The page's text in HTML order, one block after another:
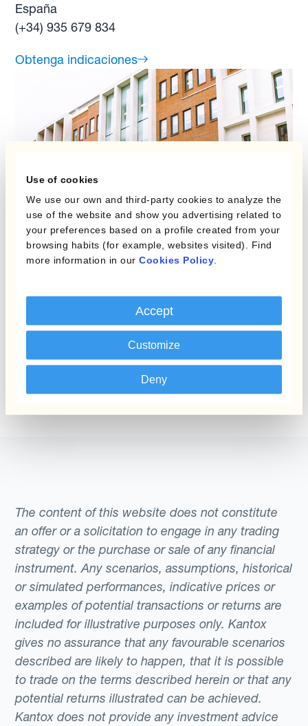
Use of cookies
We use our own and third-party cookies to analyze the
use of the website and show you advertising related to
your preferences based on a profile created from your
browsing habits (for example, websites visited). Find
more information in our Cookies Policy
Accept
Customize
Deny
España
(+34) 935 679 834
Obtenga indicaciones
Reino Unido
NW1 6AA
(+44) 203 608 6984
Obtenga indicaciones
The content of this website does not constitute
an offer or a solicitation to engage in any trading
strategy or the purchase or sale of any financial
instrument. Any scenarios, assumptions, historical
or simulated performances, indicative prices or
examples of potential transactions or returns are
included for illustrative purposes only. Kantox
gives no assurance that any favourable scenarios
described are likely to happen, that it is possible
to trade on the terms described herein or that any
potential returns illustrated can be achieved.
Kantox does not provide any investment advice